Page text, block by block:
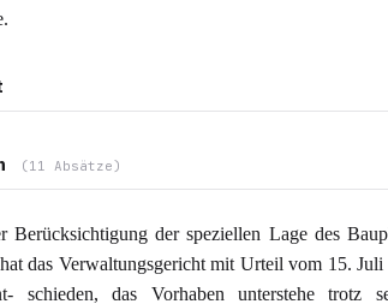
(11 Absätze)
Berücksichtigung der speziellen Lage des
das Verwaltungsgericht mit Urteil vom 15.
schieden, das Vorhaben unterstehe trotz